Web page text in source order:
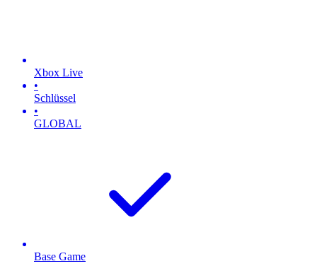
Xbox Live
•
Schlüssel
•
GLOBAL
Base Game